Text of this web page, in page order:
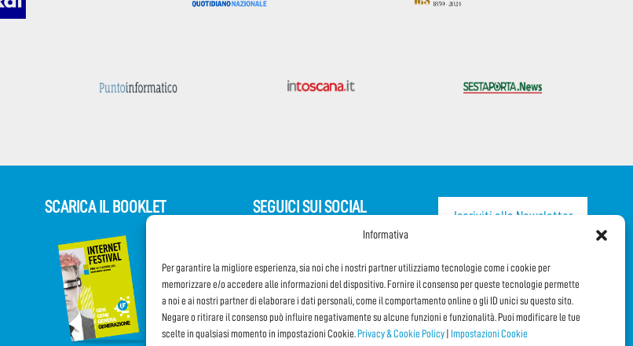
Informativa
Per garantire la migliore esperienza, sia noi che i nostri partner utilizziamo tecnologie come i cookie per
memorizzare e/o accedere alle informazioni del dispositivo. Fornire il consenso per queste tecnologie permette
a noi e ai nostri partner di elaborare i dati personali, come il comportamento online o gli ID unici su questo sito.
Negare o ritirare il consenso può influire negativamente su alcune funzioni e funzionalità. Puoi modificare le tue
scelte in qualsiasi momento in impostazioni Cookie. Privacy & Cookie Policy Impostazioni Cookie
SCARICA IL BOOKLET SEGUICI SUI SOCIAL
Iscriviti alla Newsletter
CONDIVIDI QUESTA PAGINA!
FacebookWhatsAppEmail